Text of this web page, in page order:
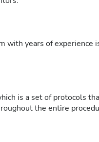
with years of experience
is a set of protocols
the entire